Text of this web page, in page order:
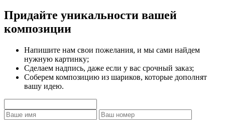
Придайте уникальности вашей
композиции
Напишите нам свои пожелания, и мы сами найдем
нужную картинку;
Сделаем надпись, даже если у вас срочный заказ;
Соберем композицию из шариков, которые дополнят
вашу идею.